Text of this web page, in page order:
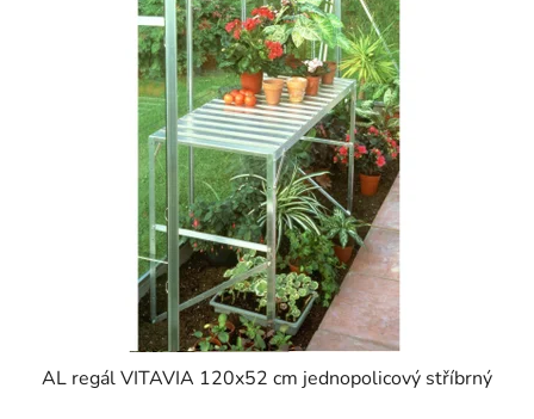
AL regál VITAVIA 120x52 cm jednopolicový stříbrný